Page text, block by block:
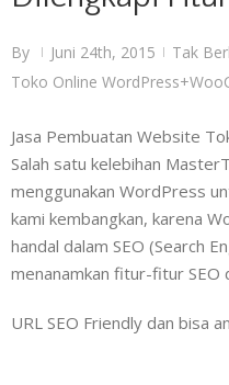
By | Juni 24th, 2015 | Tak
Toko Online
Jasa Pembuatan Website
Salah satu kelebihan
menggunakan WordPress
kami kembangkan, karena
handal dalam SEO (Search
menanamkan fitur-fitur SEO
URL SEO Friendly dan bisa